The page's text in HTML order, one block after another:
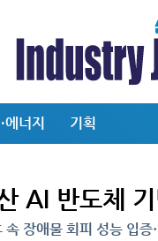
에너지 기획
AI 반도체
속 장애물 회피 성능 입